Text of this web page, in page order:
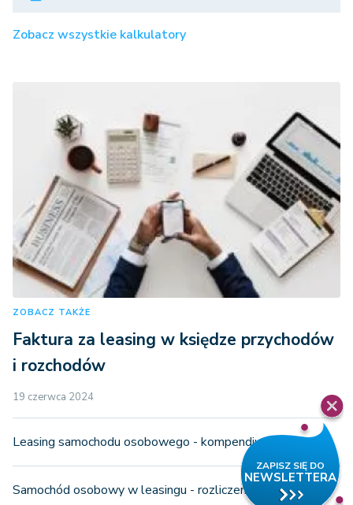
Zobacz wszystkie kalkulatory
ZOBACZ TAKŻE
Faktura za leasing w księdze przychodów
i rozchodów
19 czerwca 2024
Leasing samochodu osobowego - kompendium wiedzy
Samochód osobowy w leasingu - rozliczenie VAT